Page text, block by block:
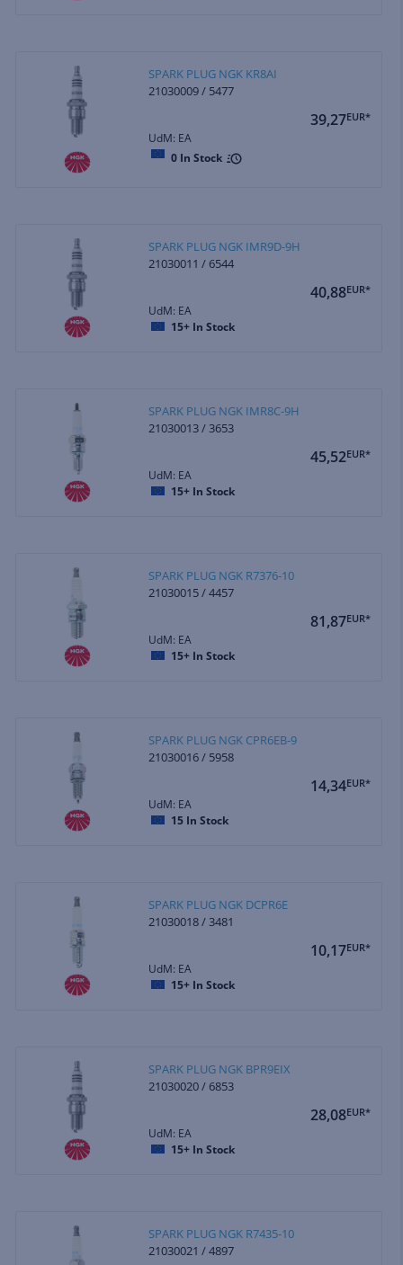
SPARK PLUG NGK KR8AI
21030009 / 5477
39,27EUR*
UdM: EA
0 In Stock
SPARK PLUG NGK IMR9D-9H
21030011 / 6544
40,88EUR*
UdM: EA
15+ In Stock
SPARK PLUG NGK IMR8C-9H
21030013 / 3653
45,52EUR*
UdM: EA
15+ In Stock
SPARK PLUG NGK R7376-10
21030015 / 4457
81,87EUR*
UdM: EA
15+ In Stock
SPARK PLUG NGK CPR6EB-9
21030016 / 5958
14,34EUR*
UdM: EA
15 In Stock
SPARK PLUG NGK DCPR6E
21030018 / 3481
10,17EUR*
UdM: EA
15+ In Stock
SPARK PLUG NGK BPR9EIX
21030020 / 6853
28,08EUR*
UdM: EA
15+ In Stock
SPARK PLUG NGK R7435-10
21030021 / 4897